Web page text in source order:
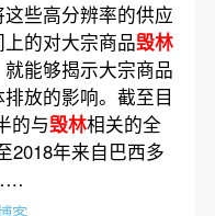
些高分辨率的供应
的对大宗商品毁林
能够揭示大宗商品
放的影响。截至目
的与毁林相关的全
2018年来自巴西多